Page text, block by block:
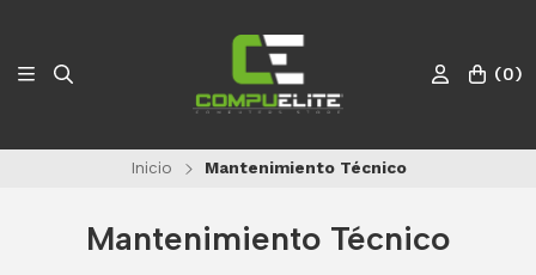
(0)
Inicio Mantenimiento Técnico
Mantenimiento Técnico